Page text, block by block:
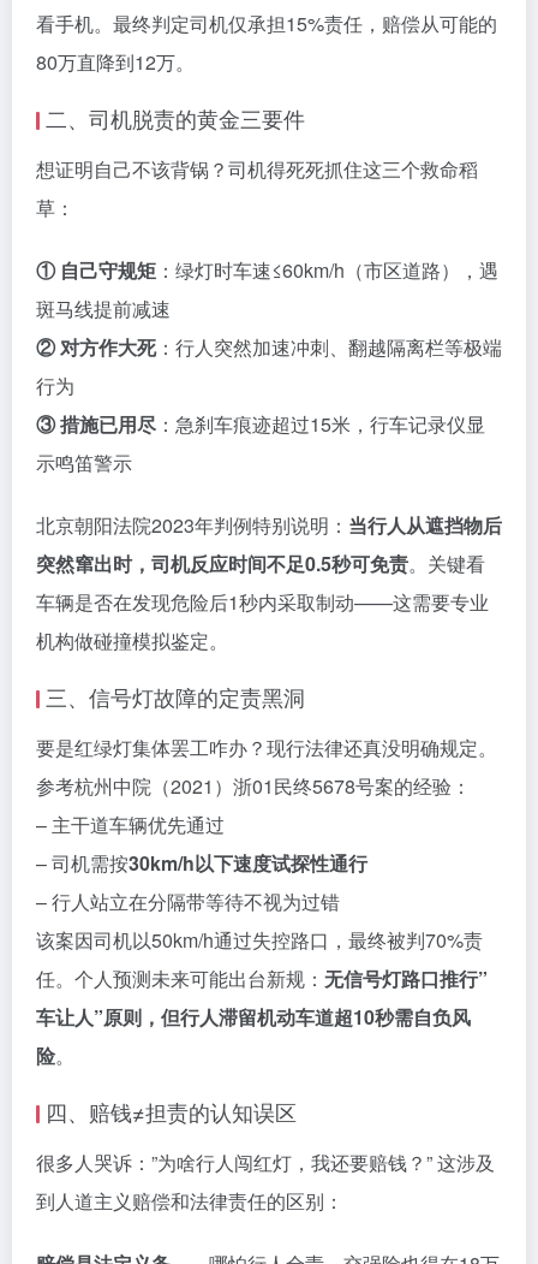
看手机。最终判定司机仅承担15%责任，赔偿从可能的
80万直降到12万。
二、司机脱责的黄金三要件
想证明自己不该背锅？司机得死死抓住这三个救命稻
草：
① 自己守规矩 ：绿灯时车速≤60km/h（市区道路），遇
斑马线提前减速
② 对方作大死：行人突然加速冲刺、翻越隔离栏等极端
行为
③ 措施已用尽 ：急刹车痕迹超过15米，行车记录仪显
示鸣笛警示
北京朝阳法院2023年判例特别说明： 当行人从遮挡物后
突然窜出时，司机反应时间不足0.5秒可免责。关键看
车辆是否在发现危险后1秒内采取制动——这需要专业
机构做碰撞模拟鉴定。
三、信号灯故障的定责黑洞
要是红绿灯集体罢工咋办？现行法律还真没明确规定。
参考杭州中院（2021）浙01民终5678号案的经验：
– 主干道车辆优先通过
– 司机需按30km/h以下速度试探性通行
– 行人站立在分隔带等待不视为过错
该案因司机以50km/h通过失控路口，最终被判70%责
任。个人预测未来可能出台新规： 无信号灯路口推行”
车让人”原则，但行人滞留机动车道超10秒需自负风
险。
四、赔钱≠担责的认知误区
很多人哭诉：”为啥行人闯红灯，我还要赔钱？” 这涉及
到人道主义赔偿和法律责任的区别：